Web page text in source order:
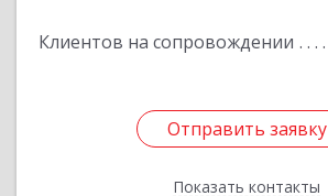
Клиентов на сопровождении
Отправить заявку
Показать контакты
Отправить заявку
Назад